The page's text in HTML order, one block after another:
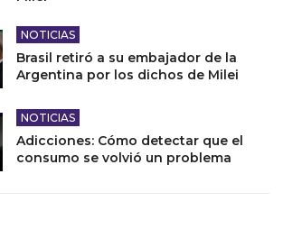
NOTICIAS
Brasil retiró a su embajador de la
Argentina por los dichos de Milei
NOTICIAS
Adicciones: Cómo detectar que el
consumo se volvió un problema